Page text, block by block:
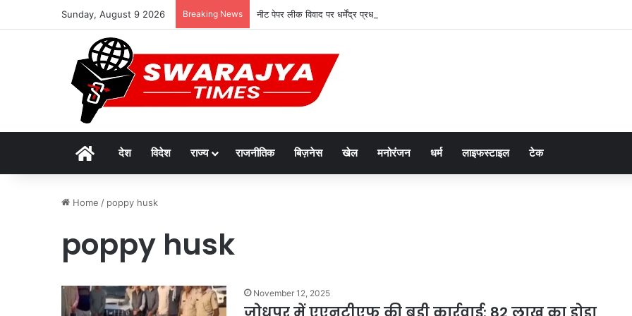
Sunday, August 9 2026 Breaking News नीट पेपर लीक विवाद पर धर्मेंद्र प्रधान का बड़ा बयान, बोले- पद मेरे लिए महत्वपूर्ण नहीं
Homeदेश विदेश राज्य राजनीतिक बिज़नेस खेल मनोरंजन धर्म लाइफस्टाइल टेक
Home / poppy husk
poppy husk
November 12, 2025